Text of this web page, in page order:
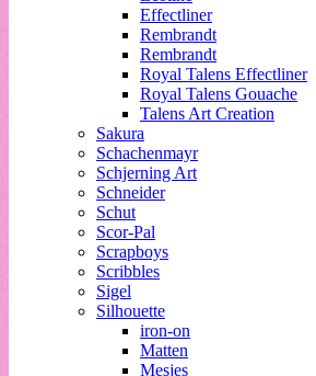
Effectliner
Rembrandt
Rembrandt
Royal Talens Effectliner
Royal Talens Gouache
Talens Art Creation
Sakura
Schachenmayr
Schjerning Art
Schneider
Schut
Scor-Pal
Scrapboys
Scribbles
Sigel
Silhouette
iron-on
Matten
Mesjes